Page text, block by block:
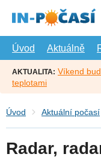
hlavní
Úvod
Aktuálně
AKTUALITA: Víkend
teplotami
Úvod Aktuální počasí
Radar,